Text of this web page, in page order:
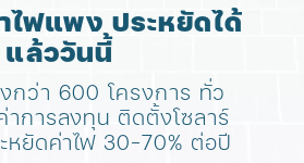
ไฟแพง ประหยัดได้
แล้ววันนี้
กว่า 600 โครงการ ทั่ว
าการลงทุน ติดตั้งโซลาร์
หยัดค่าไฟ 30-70% ต่อปี